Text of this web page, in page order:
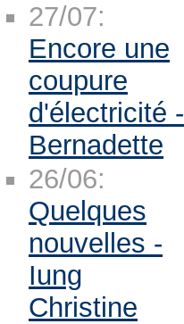
27/07:
Encore une
coupure
d'électricité -
Bernadette
26/06:
Quelques
nouvelles -
Iung
Christine